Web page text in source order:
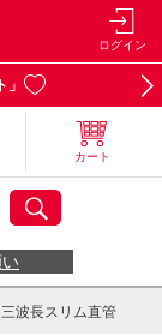
ログイン
カート
三波長スリム直管